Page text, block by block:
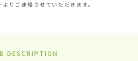
りご連絡させていただきます。
DESCRIPTION